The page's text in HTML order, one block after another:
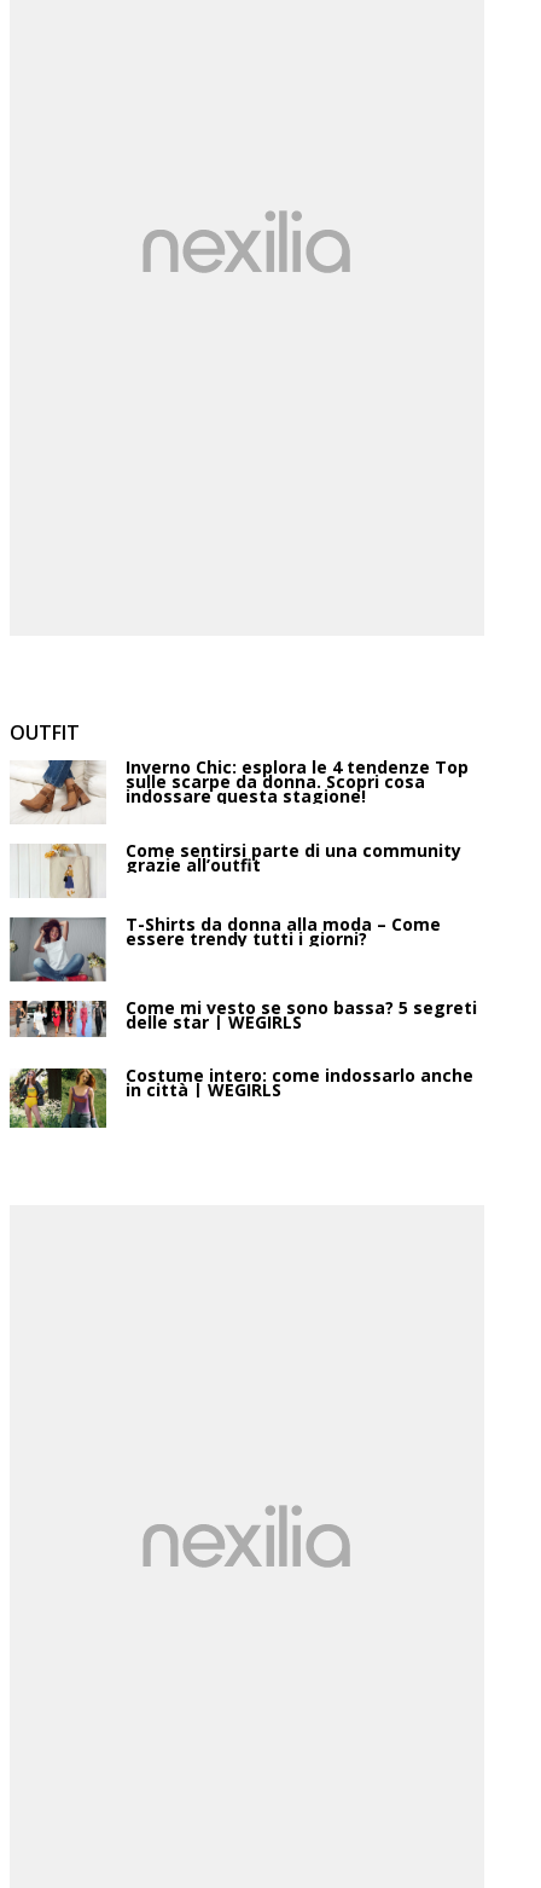
OUTFIT
Inverno Chic: esplora le 4 tendenze Top
sulle scarpe da donna. Scopri cosa
indossare questa stagione!
Come sentirsi parte di una community
grazie all’outfit
T-Shirts da donna alla moda – Come
essere trendy tutti i giorni?
Come mi vesto se sono bassa? 5 segreti
delle star | WEGIRLS
Costume intero: come indossarlo anche
in città | WEGIRLS